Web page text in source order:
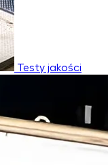
Testy jakości